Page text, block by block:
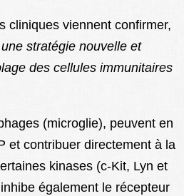
cliniques viennent confirmer,
une stratégie nouvelle et
des cellules immunitaires
(microglie), peuvent en
et contribuer directement à la
kinases (c-Kit, Lyn et
également le récepteur